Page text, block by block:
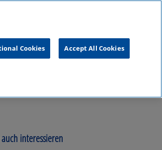
interessieren
Cookies Accept All Cookies